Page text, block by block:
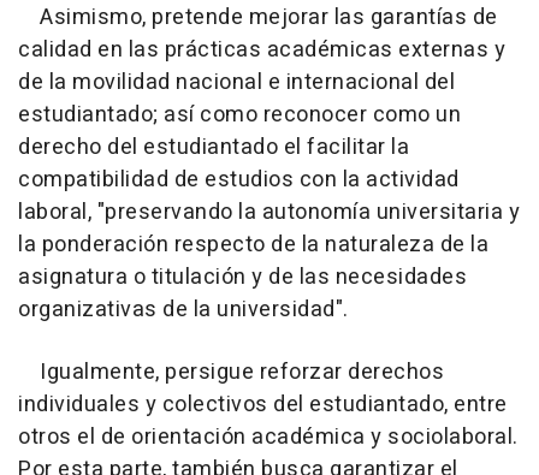
Asimismo, pretende mejorar las garantías de
calidad en las prácticas académicas externas y
de la movilidad nacional e internacional del
estudiantado; así como reconocer como un
derecho del estudiantado el facilitar la
compatibilidad de estudios con la actividad
laboral, "preservando la autonomía universitaria y
la ponderación respecto de la naturaleza de la
asignatura o titulación y de las necesidades
organizativas de la universidad".
Igualmente, persigue reforzar derechos
individuales y colectivos del estudiantado, entre
otros el de orientación académica y sociolaboral.